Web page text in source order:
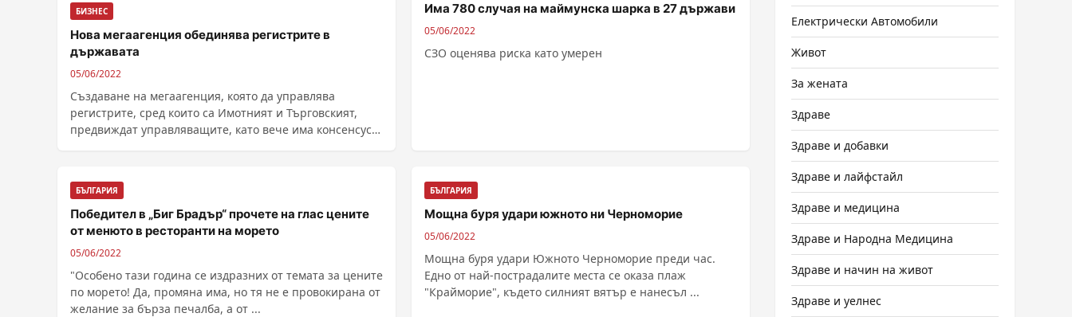
БИЗНЕС
Нова мегаагенция обединява регистрите в
държавата
05/06/2022
Създаване на мегаагенция, която да управлява
регистрите, сред които са Имотният и Търговският,
предвиждат управляващите, като вече има консенсус
Има 780 случая на маймунска шарка в 27 държави
05/06/2022
СЗО оценява риска като умерен
БЪЛГАРИЯ
Победител в „Биг Брадър“ прочете на глас цените
от менюто в ресторанти на морето
05/06/2022
"Особено тази година се издразних от темата за цените
по морето! Да, промяна има, но тя не е провокирана от
желание за бърза печалба, а от ...
БЪЛГАРИЯ
Мощна буря удари южното ни Черноморие
05/06/2022
Мощна буря удари Южното Черноморие преди час.
Едно от най-пострадалите места се оказа плаж
"Крайморие", където силният вятър е нанесъл ...
Електрически Автомобили
Живот
За жената
Здраве
Здраве и добавки
Здраве и лайфстайл
Здраве и медицина
Здраве и Народна Медицина
Здраве и начин на живот
Здраве и уелнес